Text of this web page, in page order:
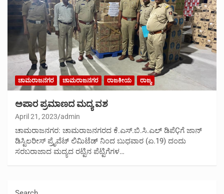
ಚಾಮರಾಜನಗರ ಚಾಮರಾಜನಗರ ರಾಜಕೀಯ ರಾಜ್ಯ
ಅಪಾರ ಪ್ರಮಾಣದ ಮದ್ಯ ವಶ
April 21, 2023 admin
ಚಾಮರಾಜನಗರ: ಚಾಮರಾಜನಗರದ ಕೆ.ಎಸ್.ಬಿ.ಸಿ.ಎಲ್ ಡಿಪೆÇಗೆ ಜಾನ್
ಡಿಸ್ಟಿಲರೀಸ್ ಪ್ರೈವೆಟ್ ಲಿಮಿಟೆಡ್ ನಿಂದ ಬುಧವಾರ (ಏ.19) ದಂದು
ಸರಬರಾಜಾದ ಮದ್ಯದ ರಟ್ಟಿನ ಪೆಟ್ಟಿಗೆಗಳ…